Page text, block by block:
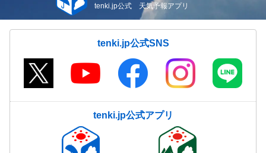
tenki.jp公式 天気予報アプリ
tenki.jp公式SNS
tenki.jp公式アプリ